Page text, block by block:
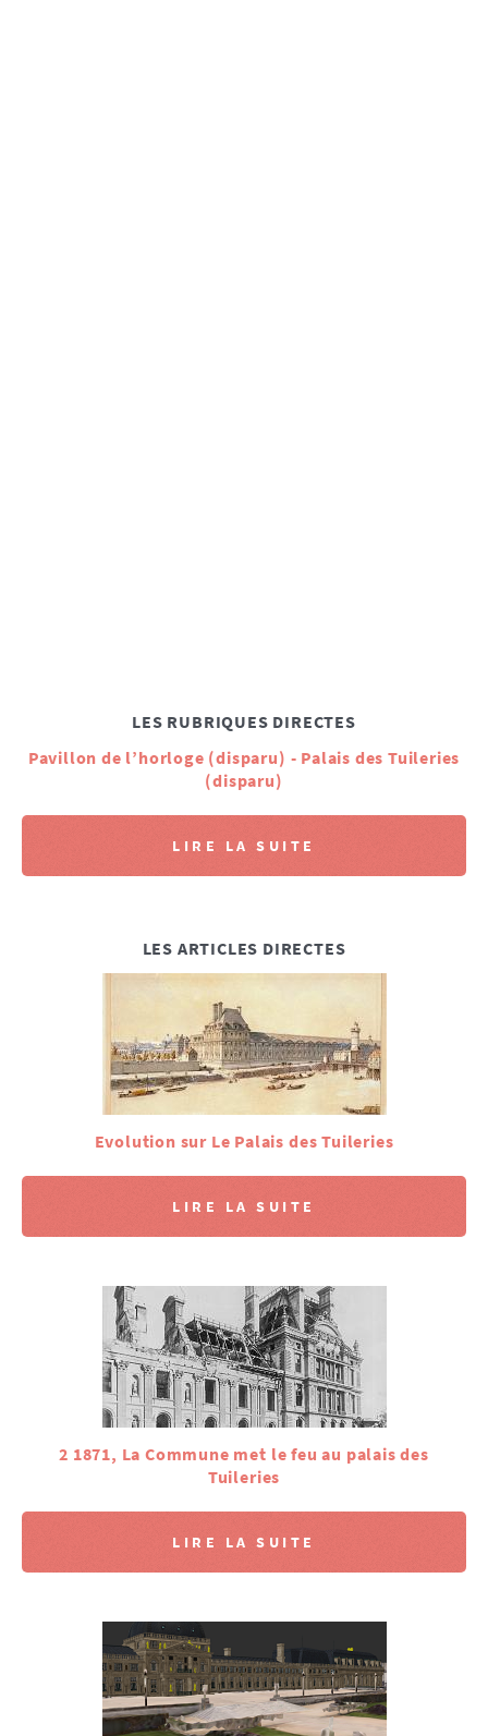
LES RUBRIQUES DIRECTES
Pavillon de l’horloge (disparu) - Palais des Tuileries
(disparu)
LIRE LA SUITE
LES ARTICLES DIRECTES
Evolution sur Le Palais des Tuileries
LIRE LA SUITE
2 1871, La Commune met le feu au palais des
Tuileries
LIRE LA SUITE